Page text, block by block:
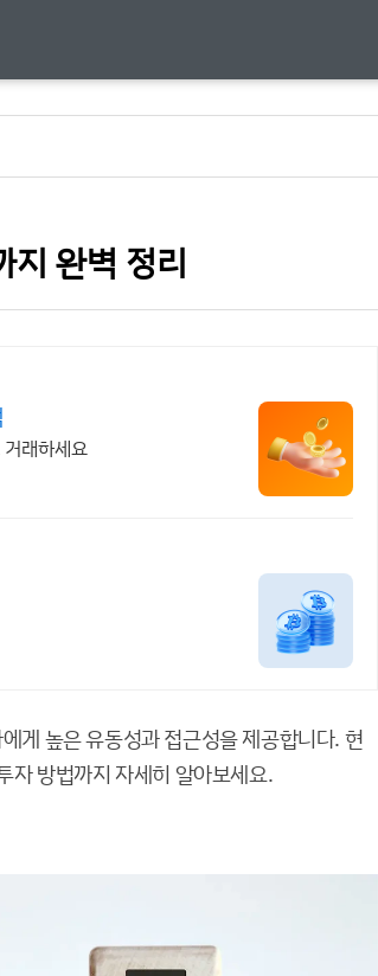
지 완벽 정리
래하세요
게 높은 유동성과 접근성을 제공합니다. 현
자 방법까지 자세히 알아보세요.